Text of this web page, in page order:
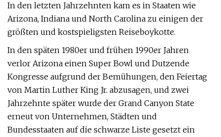
In den letzten Jahrzehnten kam es in Staaten wie
Arizona, Indiana und North Carolina zu einigen der
größten und kostspieligsten Reiseboykotte.
In den späten 1980er und frühen 1990er Jahren
verlor Arizona einen Super Bowl und Dutzende
Kongresse aufgrund der Bemühungen, den Feiertag
von Martin Luther King Jr. abzusagen, und zwei
Jahrzehnte später wurde der Grand Canyon State
erneut von Unternehmen, Städten und
Bundesstaaten auf die schwarze Liste gesetzt ein